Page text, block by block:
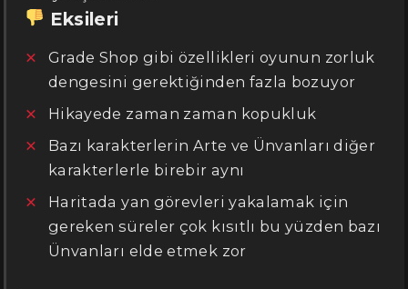
Eksileri
Grade Shop gibi özellikleri oyunun zorluk
dengesini gerektiğinden fazla bozuyor
Hikayede zaman zaman kopukluk
Bazı karakterlerin Arte ve Ünvanları diğer
karakterlerle birebir aynı
Haritada yan görevleri yakalamak için
gereken süreler çok kısıtlı bu yüzden bazı
Ünvanları elde etmek zor